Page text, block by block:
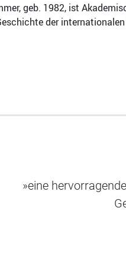
geb. 1982, ist
der
»eine